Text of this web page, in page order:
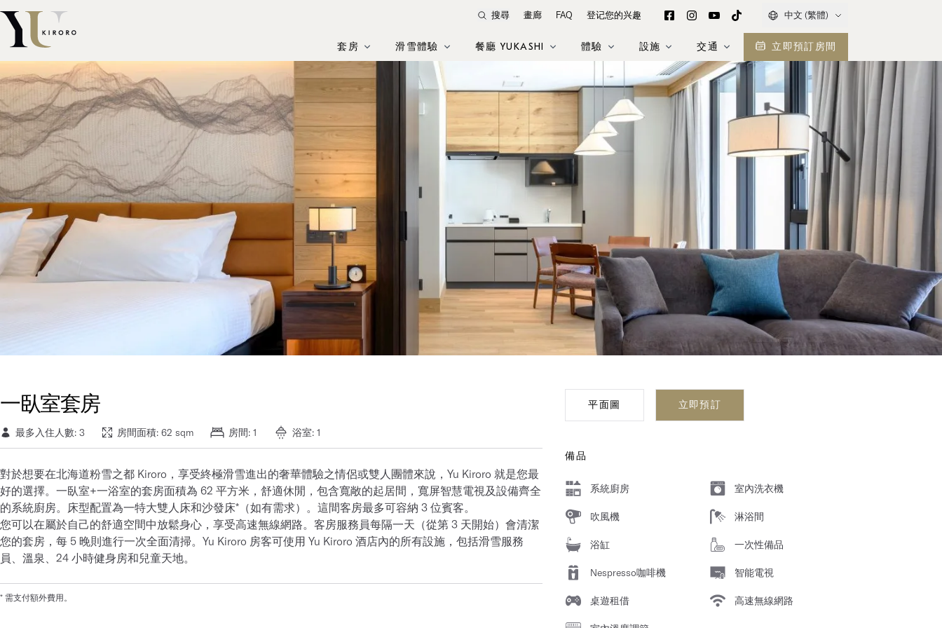
搜尋 畫廊 FAQ 登记您的兴趣 中文 (繁體)
套房 滑雪體驗 餐廳 YUKASHI 體驗 設施 交通 立即預訂房間
一臥室套房
最多入住人數: 3 房間面積: 62 sqm 房間: 1 浴室: 1
對於想要在北海道粉雪之都 Kiroro，享受終極滑雪進出的奢華體驗之情侶或雙人團體來說，Yu Kiroro 就是您最
好的選擇。一臥室+一浴室的套房面積為 62 平方米，舒適休閒，包含寬敞的起居間，寬屏智慧電視及設備齊全
的系統廚房。床型配置為一特大雙人床和沙發床*（如有需求）。這間客房最多可容納 3 位賓客。
您可以在屬於自己的舒適空間中放鬆身心，享受高速無線網路。客房服務員每隔一天（從第 3 天開始）會清潔
您的套房，每 5 晚則進行一次全面清掃。Yu Kiroro 房客可使用 Yu Kiroro 酒店內的所有設施，包括滑雪服務
員、溫泉、24 小時健身房和兒童天地。
* 需支付額外費用。
平面圖 立即預訂
備品
系統廚房 室內洗衣機
吹風機 淋浴間
浴缸 一次性備品
Nespresso咖啡機 智能電視
桌遊租借 高速無線網路